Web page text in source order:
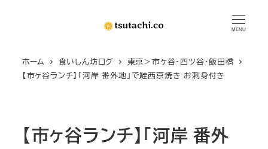
MENU
ホーム 食いしん坊ログ
東京＞市ヶ谷・四ツ谷・飯田橋
【市ヶ谷ランチ】「河岸 番外地」で鮭西京焼き お刺身付き
【市ヶ谷ランチ】「河岸 番外